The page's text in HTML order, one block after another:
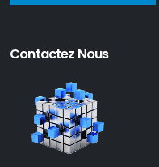
Contactez Nous